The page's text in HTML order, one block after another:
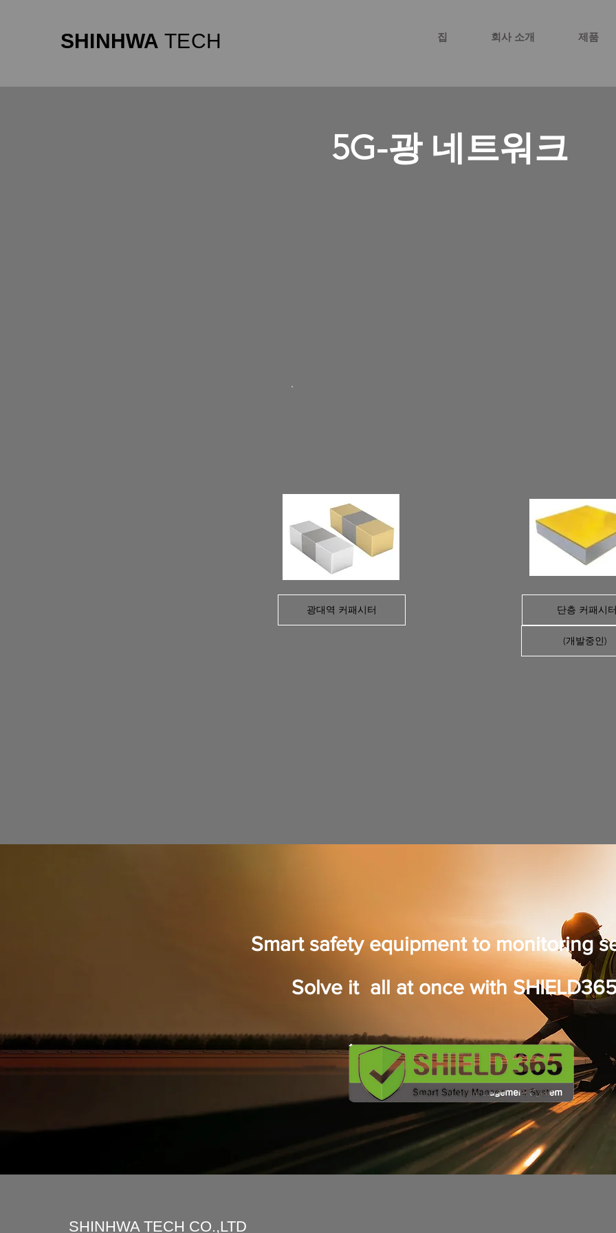
SHINHWATECH 집 회사 소개 제품
5G-광 네트워크
광대역 커패시터 단층 커패시
(개발중인)
Smart safety equipment to monitoring
Solve it all at once with
SHINHWA TECH CO.,LTD​